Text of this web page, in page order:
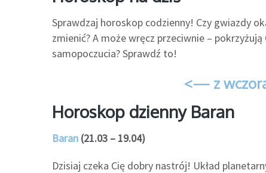
Sprawdzaj horoskop codzienny! Czy gwiazdy
zmienić? A może wręcz przeciwnie –
samopoczucia? Sprawdź to!
<— z
Horoskop dzienny Baran
Baran (21.03 – 19.04)
Dzisiaj czeka Cię dobry nastrój! Układ